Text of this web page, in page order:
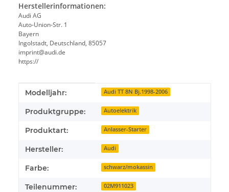
Herstellerinformationen:
Audi AG
Auto-Union-Str. 1
Bayern
Ingolstadt, Deutschland, 85057
imprint@audi.de
https://
Produkteigenschaft
Wert
Modelljahr: Audi TT 8N Bj.1998-2006
Produktgruppe: Autoelektrik
Produktart: Anlasser-Starter
Hersteller: Audi
Farbe: schwarz/mokassin
Teilenummer: 02M911023